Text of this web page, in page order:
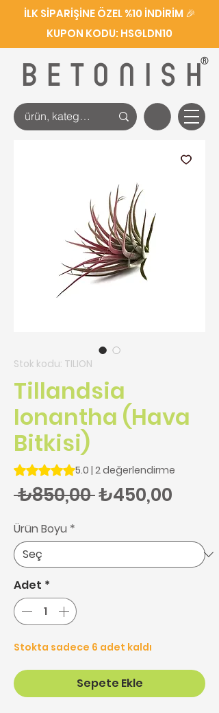
BETONISH
®
İLK SİPARİŞİNE ÖZEL %10 İNDİRİM 🎉
KUPON KODU: HSGLDN10
Stok kodu: TILION
Tillandsia
Ionantha (Hava
Bitkisi)
2 değerlendirmeye göre beş yıldız
5.0 | 2 değerlendirme
₺850,00 Normal Fiyat
₺450,00
Ürün Boyu *
Adet *
Stokta sadece 6 adet kaldı
Sepete Ekle